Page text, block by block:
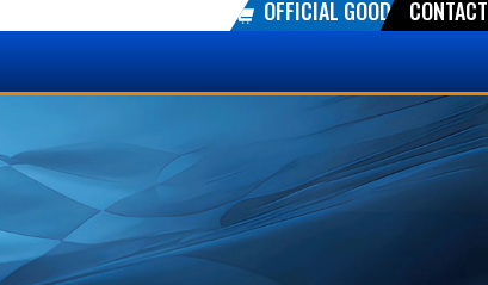
OFFICIAL GOODS CONTACT